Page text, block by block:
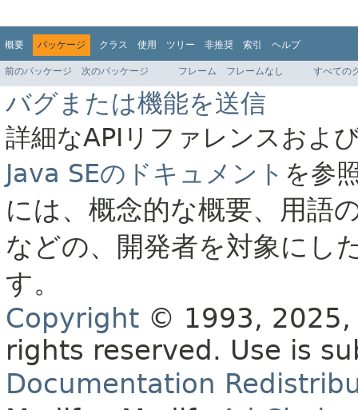
概要 パッケージ クラス 使用 ツリー 非推奨 索引 ヘルプ
前のパッケージ 次のパッケージ フレーム フレームなし すべての
バグまたは機能を送信
詳細なAPIリファレンスおよ
Java SEのドキュメント を参
には、概念的な概要、用語
などの、開発者を対象にし
す。
Copyright © 1993,
rights reserved. Use is
Documentation